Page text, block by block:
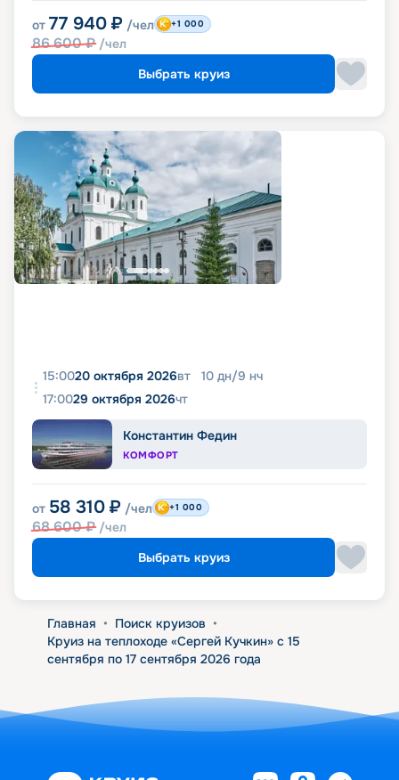
от 77 940 ₽ /чел
86 600₽ /чел
+1 000
Выбрать круиз
15:0020 октября 2026вт 10 дн/9 нч
17:0029 октября 2026чт
Константин Федин
КОМФОРТ
от 58 310 ₽ /чел
68 600₽ /чел
+1 000
Выбрать круиз
Главная • Поиск круизов •
Круиз на теплоходе «Сергей Кучкин» с 15
сентября по 17 сентября 2026 года